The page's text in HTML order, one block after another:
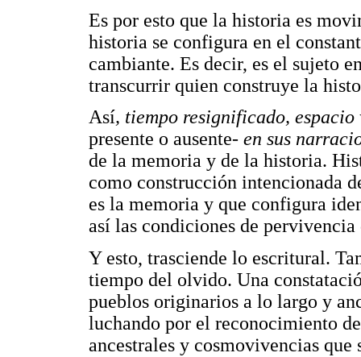
Es por esto que la historia es
historia se configura en el
cambiante. Es decir, es el sujeto
transcurrir quien construye la
Así, tiempo resignificado,
presente o ausente- en sus
de la memoria y de la historia.
como construcción intencionada
es la memoria y que configura
así las condiciones de
Y esto, trasciende lo escritural.
tiempo del olvido. Una
pueblos originarios a lo largo y
luchando por el reconocimiento
ancestrales y cosmovivencias